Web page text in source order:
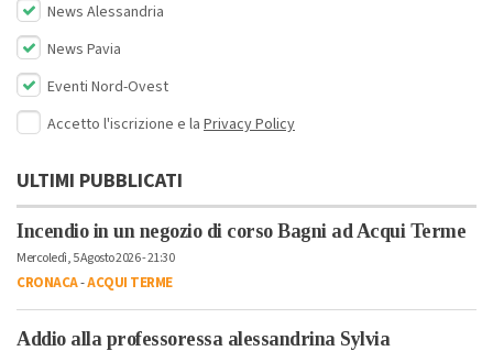
News Alessandria
News Pavia
Eventi Nord-Ovest
Accetto l'iscrizione e la Privacy Policy
ULTIMI PUBBLICATI
Incendio in un negozio di corso Bagni ad Acqui Terme
Mercoledì, 5 Agosto 2026 - 21:30
CRONACA-ACQUI TERME
Addio alla professoressa alessandrina Sylvia